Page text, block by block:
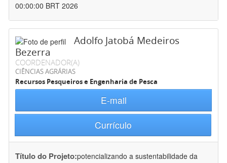
00:00:00 BRT 2026
Adolfo Jatobá Medeiros
Bezerra
COORDENADOR(A)
CIÊNCIAS AGRÁRIAS
Recursos Pesqueiros e Engenharia de Pesca
E-mail
Currículo
Título do Projeto:potencializando a sustentabilidade da